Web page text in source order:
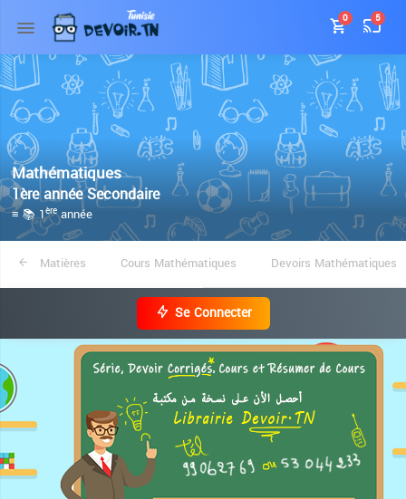
0 5
Mathématiques
1ère année Secondaire
≡ 📚 1èreannée
Matières Cours Mathématiques Devoirs Mathématiques
Se Connecter